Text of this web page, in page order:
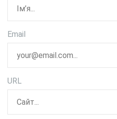
Email
URL